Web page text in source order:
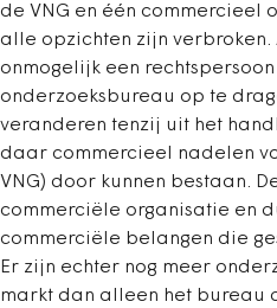
de VNG en één commercieel
alle opzichten zijn verbroken.
onmogelijk een
onderzoeksbureau op te
veranderen tenzij uit het
daar commercieel nadelen
VNG) door kunnen bestaan.
commerciële organisatie en
commerciële belangen die
Er zijn echter nog meer
markt dan alleen het bureau